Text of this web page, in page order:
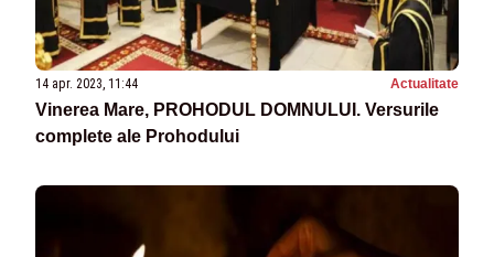
14 apr. 2023, 11:44 Actualitate
Vinerea Mare, PROHODUL DOMNULUI. Versurile
complete ale Prohodului